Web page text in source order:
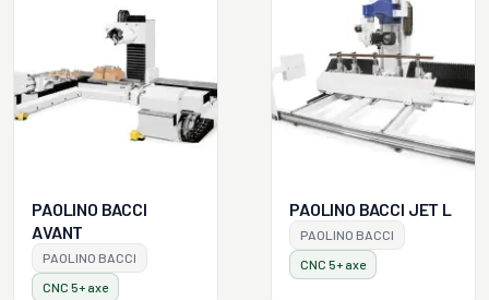
PAOLINO BACCI
AVANT
PAOLINO BACCI
CNC 5+ axe
PAOLINO BACCI JET L
PAOLINO BACCI
CNC 5+ axe